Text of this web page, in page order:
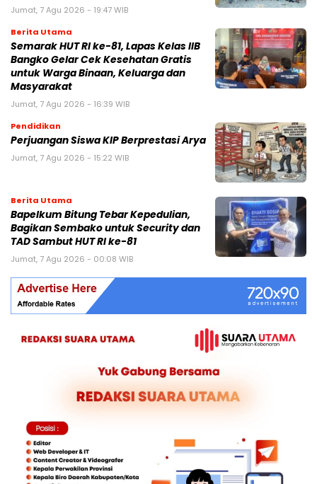
Jumat, 7 Agu 2026 - 19:47 WIB
Berita Utama
Semarak HUT RI ke-81, Lapas Kelas IIB
Bangko Gelar Cek Kesehatan Gratis
untuk Warga Binaan, Keluarga dan
Masyarakat
Jumat, 7 Agu 2026 - 16:39 WIB
Pendidikan
Perjuangan Siswa KIP Berprestasi Arya
Jumat, 7 Agu 2026 - 15:22 WIB
Berita Utama
Bapelkum Bitung Tebar Kepedulian,
Bagikan Sembako untuk Security dan
TAD Sambut HUT RI ke-81
Jumat, 7 Agu 2026 - 00:08 WIB